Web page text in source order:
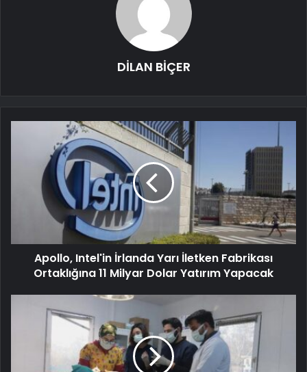
DİLAN BİÇER
Apollo, Intel'in İrlanda Yarı İletken Fabrikası
Ortaklığına 11 Milyar Dolar Yatırım Yapacak